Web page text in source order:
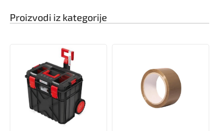
Proizvodi iz kategorije